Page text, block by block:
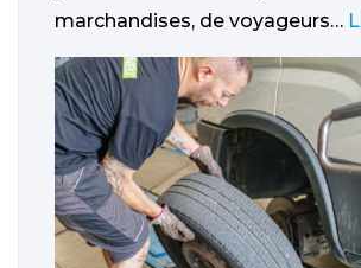
marchandises, de voyageurs…